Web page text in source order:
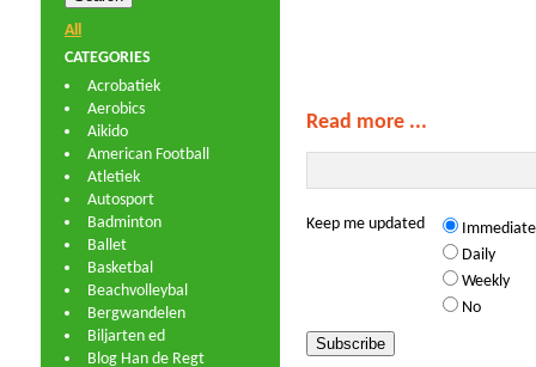
All
CATEGORIES
Acrobatiek
Aerobics
Aikido
American Football
Atletiek
Autosport
Badminton
Ballet
Basketbal
Beachvolleybal
Bergwandelen
Biljarten ed
Blog Han de Regt
Read more ...
Keep me updated
Daily
Weekly
No